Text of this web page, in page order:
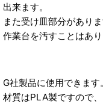
出来ます。
また受け皿部分があり
作業台を汚すことはあり
G社製品に使用できます。
材質はPLA製ですので